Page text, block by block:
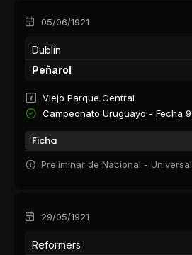
05/06/1921
Dublín
Peñarol
Viejo Parque Central
Campeonato Uruguayo - Fecha 9
Ficha
Preliminar de Nacional - Universal
29/05/1921
Reformers